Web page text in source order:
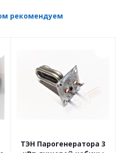
рекомендуем
ТЭН Парогенератора 3